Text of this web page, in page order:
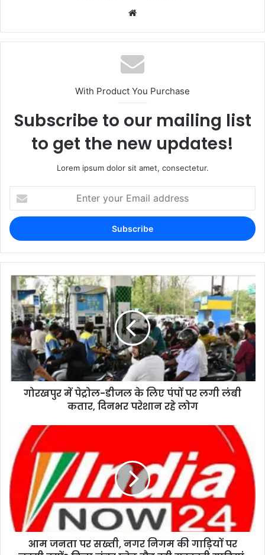
With Product You Purchase
Subscribe to our mailing list
to get the new updates!
Lorem ipsum dolor sit amet, consectetur.
गोरखपुर में पेट्रोल-डीजल के लिए पंपों पर लगी लंबी
कतार, दिनभर परेशान रहे लोग
आम जनता पर सख्ती, नगर निगम की गाड़ियों पर